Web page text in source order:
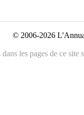
© 2006-2026
les pages de ce